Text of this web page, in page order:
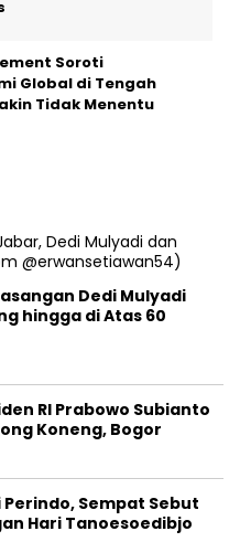
Soroti
Global di Tengah
Tidak Menentu
Dedi Mulyadi
hingga di Atas 60
RI Prabowo Subianto
Koneng, Bogor
Sempat Sebut
Hari Tanoesoedibjo